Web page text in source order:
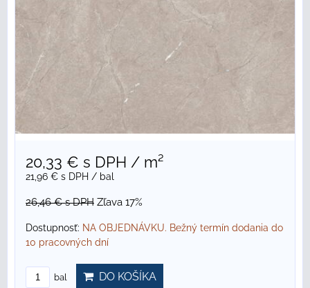
20,33 € s DPH / m²
21,96 € s DPH / bal
26,46 €s DPH Zľava 17%
Dostupnosť: NA OBJEDNÁVKU. Bežný termín dodania do
10 pracovných dní
bal DO KOŠÍKA